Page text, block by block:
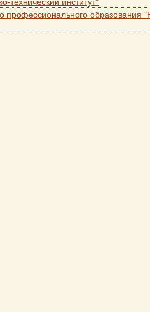
профессионального образования